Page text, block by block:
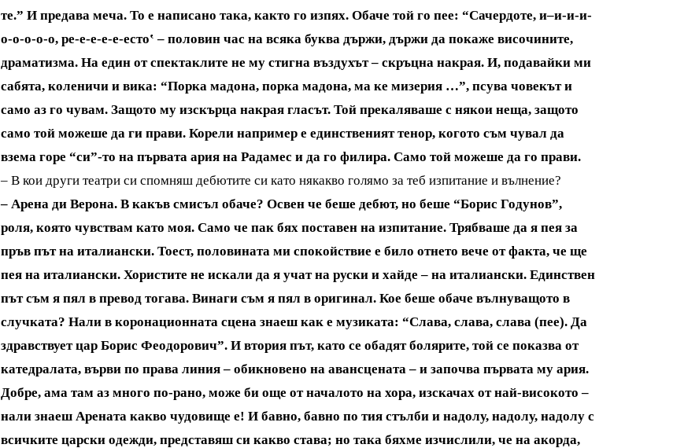
те.” И предава меча. То е написано така, както го изпях. Обаче той го пее: “Сачердоте, и–и-и-и-
о-о-о-о-о, ре-е-е-е-е-есто‛ – половин час на всяка буква държи, държи да покаже височините,
драматизма. На един от спектаклите не му стигна въздухът – скръцна накрая. И, подавайки ми
сабята, коленичи и вика: “Порка мадона, порка мадона, ма ке мизерия …”, псува човекът и
само аз го чувам. Защото му изскърца накрая гласът. Той прекаляваше с някои неща, защото
само той можеше да ги прави. Корели например е единственият тенор, когото съм чувал да
взема горе “си”-то на първата ария на Радамес и да го филира. Само той можеше да го прави.
– В кои други театри си спомняш дебютите си като някакво голямо за теб изпитание и вълнение?
– Арена ди Верона. В какъв смисъл обаче? Освен че беше дебют, но беше “Борис Годунов”,
роля, която чувствам като моя. Само че пак бях поставен на изпитание. Трябваше да я пея за
пръв път на италиански. Тоест, половината ми спокойствие е било отнето вече от факта, че ще
пея на италиански. Хористите не искали да я учат на руски и хайде – на италиански. Единствен
път съм я пял в превод тогава. Винаги съм я пял в оригинал. Кое беше обаче вълнуващото в
случката? Нали в коронационната сцена знаеш как е музиката: “Слава, слава, слава (пее). Да
здравствует цар Борис Феодорович”. И втория път, като се обадят болярите, той се показва от
катедралата, върви по права линия – обикновено на авансцената – и започва първата му ария.
Добре, ама там аз много по-рано, може би още от началото на хора, изскачах от най-високото –
нали знаеш Арената какво чудовище е! И бавно, бавно по тия стълби и надолу, надолу, надолу с
всичките царски одежди, представяш си какво става; но така бяхме изчислили, че на акорда,